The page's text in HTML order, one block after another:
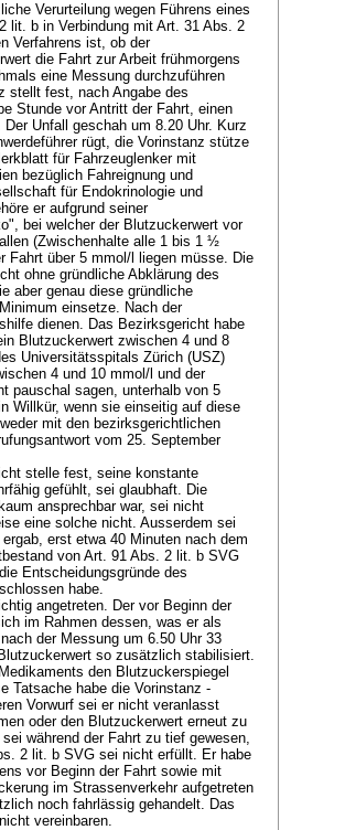
Verurteilung wegen Führens eines
lit. b in Verbindung mitArt. 31 Abs. 2
Verfahrens ist, ob der
die Fahrt zur Arbeit frühmorgens
eine Messung durchzuführen
stellt fest, nach Angabe des
Stunde vor Antritt der Fahrt, einen
Unfall geschah um 8.20 Uhr. Kurz
rügt, die Vorinstanz stütze
für Fahrzeuglenker mit
bezüglich Fahreignung und
für Endokrinologie und
er aufgrund seiner
bei welcher der Blutzuckerwert vor
(Zwischenhalte alle 1 bis 1 ½
Fahrt über 5 mmol/l liegen müsse. Die
ohne gründliche Abklärung des
aber genau diese gründliche
einsetze. Nach der
dienen. Das Bezirksgericht habe
Blutzuckerwert zwischen 4 und 8
Universitätsspitals Zürich (USZ)
4 und 10 mmol/l und der
pauschal sagen, unterhalb von 5
Willkür, wenn sie einseitig auf diese
mit den bezirksgerichtlichen
vom 25. September
stelle fest, seine konstante
gefühlt, sei glaubhaft. Die
ansprechbar war, sei nicht
eine solche nicht. Ausserdem sei
erst etwa 40 Minuten nach dem
vonArt. 91 Abs. 2 lit. b SVG
Entscheidungsgründe des
habe.
angetreten. Der vor Beginn der
im Rahmen dessen, was er als
der Messung um 6.50 Uhr 33
so zusätzlich stabilisiert.
den Blutzuckerspiegel
Tatsache habe die Vorinstanz -
Vorwurf sei er nicht veranlasst
oder den Blutzuckerwert erneut zu
während der Fahrt zu tief gewesen,
2 lit. b SVG sei nicht erfüllt. Er habe
vor Beginn der Fahrt sowie mit
im Strassenverkehr aufgetreten
noch fahrlässig gehandelt. Das
vereinbaren.